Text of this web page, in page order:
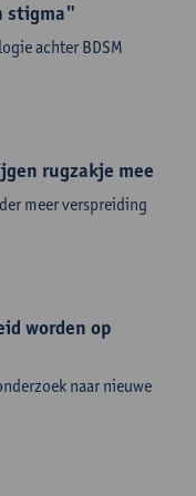
stigma"
achter BDSM
rugzakje mee
meer verspreiding
worden op
naar nieuwe